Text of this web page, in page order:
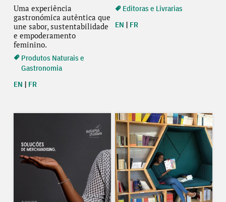
Uma experiência
gastronómica autêntica que
une sabor, sustentabilidade
e empoderamento
feminino.
Produtos Naturais e
Gastronomia
EN | FR
Editoras e Livrarias
EN | FR